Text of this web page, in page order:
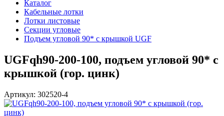
Каталог
Кабельные лотки
Лотки листовые
Секции угловые
Подъем угловой 90* с крышкой UGF
UGFqh90-200-100, подъем угловой 90* с
крышкой (гор. цинк)
Артикул: 302520-4